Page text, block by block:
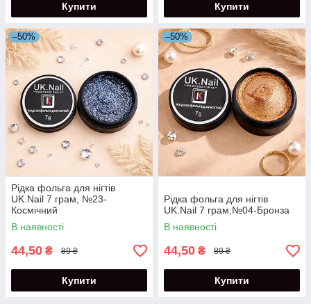
Купити Купити
–50%
Рідка фольга для нігтів
UK.Nail 7 грам, №23-
Космічний
В наявності
44,50 ₴ 89 ₴
Купити
–50%
Рідка фольга для нігтів
UK.Nail 7 грам,№04-Бронза
В наявності
44,50 ₴ 89 ₴
Купити